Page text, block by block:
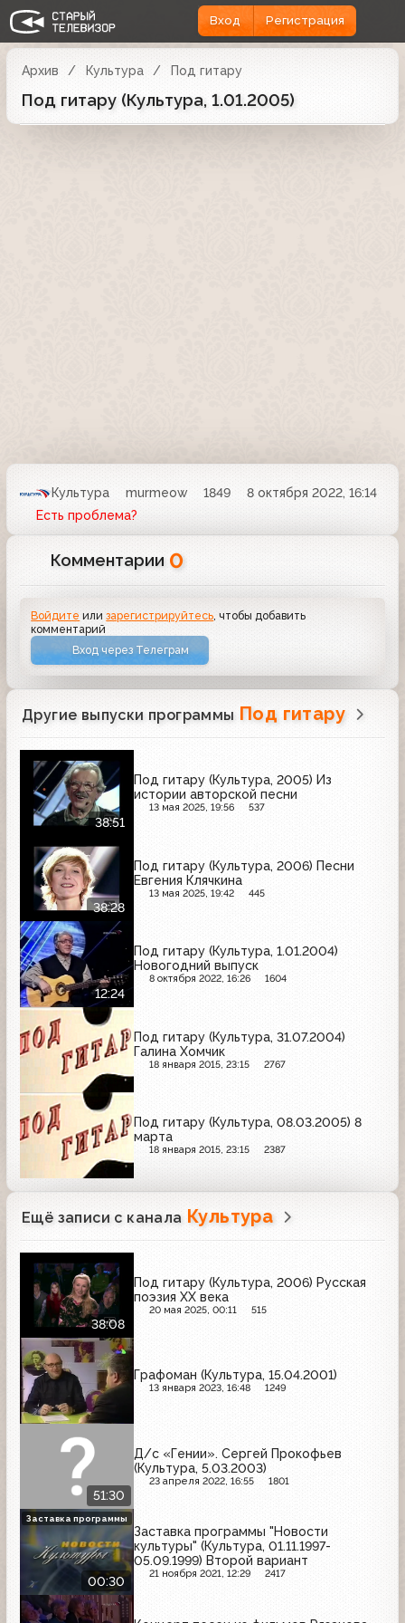
Вход Регистрация
Архив Культура Под гитару
Под гитару (Культура, 1.01.2005)
Культура murmeow 1849
8 октября 2022, 16:14
Есть проблема?
Комментарии 0
Войдите илизарегистрируйтесь , чтобы добавить
комментарий
Вход через Телеграм
Другие выпуски программы Под гитару
38:51
Под гитару (Культура, 2005) Из
истории авторской песни
13 мая 2025, 19:56 537
38:28
Под гитару (Культура, 2006) Песни
Евгения Клячкина
13 мая 2025, 19:42 445
12:24
Под гитару (Культура, 1.01.2004)
Новогодний выпуск
8 октября 2022, 16:26 1604
Под гитару (Культура, 31.07.2004)
Галина Хомчик
18 января 2015, 23:15 2767
Под гитару (Культура, 08.03.2005) 8
марта
18 января 2015, 23:15 2387
Ещё записи с канала Культура
38:08
Под гитару (Культура, 2006) Русская
поэзия ХХ века
20 мая 2025, 00:11 515
Графоман (Культура, 15.04.2001)
13 января 2023, 16:48 1249
51:30
Д/с «Гении». Сергей Прокофьев
(Культура, 5.03.2003)
23 апреля 2022, 16:55 1801
00:30
Заставка программы "Новости
культуры" (Культура, 01.11.1997-
05.09.1999) Второй вариант
21 ноября 2021, 12:29 2417
Заставка программы